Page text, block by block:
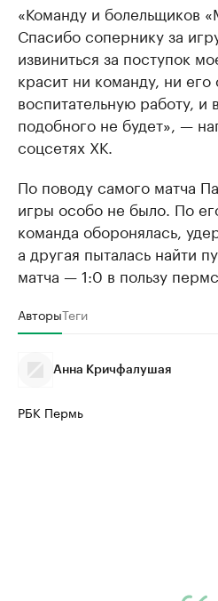
«Команду и болельщиков
Спасибо сопернику за
извиниться за поступок
красит ни команду, ни
воспитательную работу, и
подобного не будет», —
соцсетях ХК.
По поводу самого матча
игры особо не было. По
команда оборонялась,
а другая пыталась найти
матча — 1:0 в пользу
АвторыТеги
Анна Кричфалушая
РБК Пермь